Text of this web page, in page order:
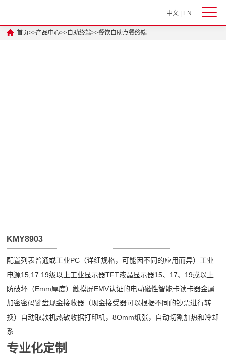
中文| EN
首页>>产品中心>>自助终端>>餐饮自助点餐终端
KMY8903
配置列表普通或工业PC（详细规格，可能因不同的应用而异）工业
电源15,17.19级以上工业显示器TFT液晶显示器15、17、19或以上
防破坏（Emm厚度）触摸屏EMV认证的电动磁性智能卡读卡器金属
加密密码键盘现金接收器（现金接受器可以根据不同的钞票进行转
换）自动取款机热敏收据打印机，8Omm纸张，自动切割加热和冷却
系
专业化定制